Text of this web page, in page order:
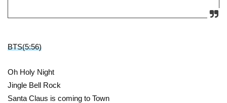
BTS(5:56)
Oh Holy Night
Jingle Bell Rock
Santa Claus is coming to Town